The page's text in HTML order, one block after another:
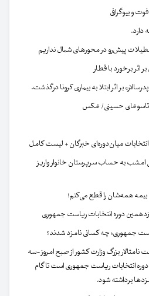
و بیوگرافی
دارد.
پیش‌رو در محورهای شمال نداریم
بر اثر ابتلا به بیماری کرونا درگذشت.
تاسوعای حسینی/ عکس
میان‌دوره‌ای خبرگان + لیست کامل
امشب به حساب سرپرستان خانوار واریز
بیمه همه‌شان را قطع می‌کنم!
جمهوری؛ چه کسانی نامزد شدند؟
بزرگ وزارت کشور از صبح امروز -سه
انتخابات ریاست جمهوری است تا گام
برداشته شود.